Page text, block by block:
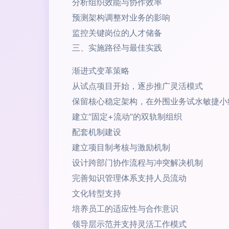
分析组织效能与协作效率
预测架构调整对业务的影响
监控关键岗位的人才储备
三、实施路径与最佳实践
渐进式变革策略
从试点项目开始，逐步推广灵活模式
保留核心稳定架构，在外围业务试水敏捷
建立“固定+流动”的双轨制组织
配套机制建设
建立项目制考核与激励机制
设计跨部门协作流程与冲突解决机制
完善知识管理体系支持人员流动
文化转型支持
培养员工的适应性与合作意识
领导层示范并支持灵活工作模式